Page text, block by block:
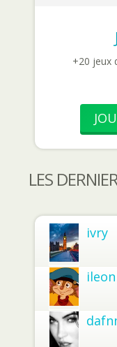
+20 jeux
LES
ivry
ileon